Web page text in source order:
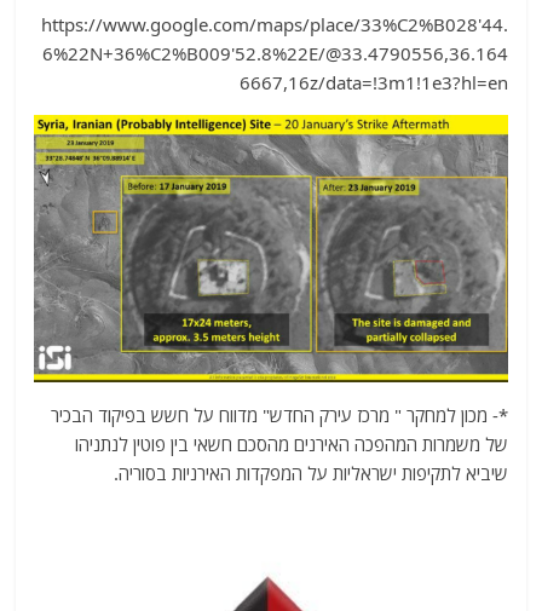
https://www.google.com/maps/place/33%C2%B028'44.
6%22N+36%C2%B009'52.8%22E/@33.4790556,36.164
6667,16z/data=!3m1!1e3?hl=en
*- מכון למחקר " מרכז עירק החדש" מדווח על חשש בפיקוד הבכיר
של משמרות המהפכה האירנים מהסכם חשאי בין פוטין לנתניהו
שיביא לתקיפות ישראליות על המפקדות האירניות בסוריה.